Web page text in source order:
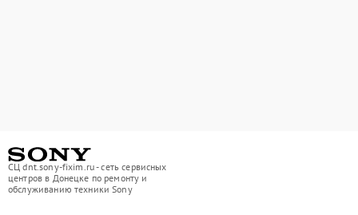
СЦ dnt.sony-fixim.ru - сеть сервисных
центров в Донецке по ремонту и
обслуживанию техники Sony